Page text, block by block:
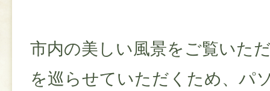
市内の美しい風景をご覧いた
を巡らせていただくため、パ